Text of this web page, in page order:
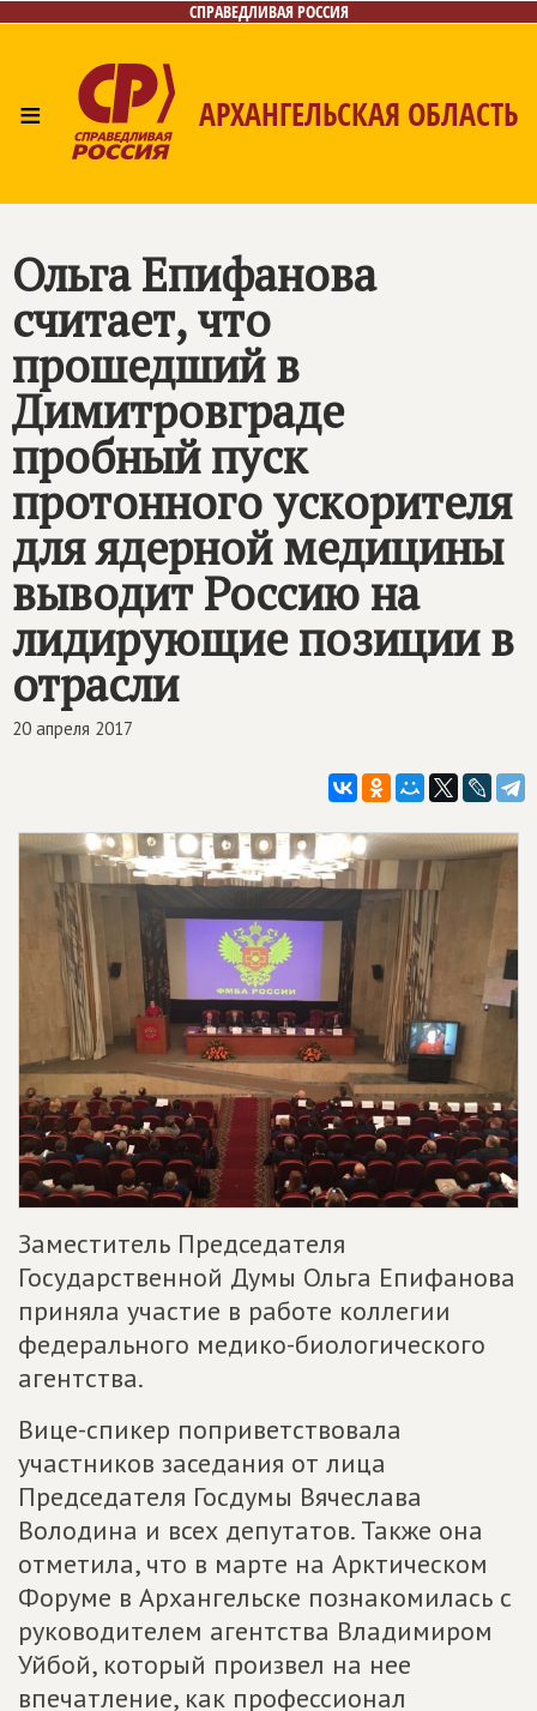
СПРАВЕДЛИВАЯ РОССИЯ
≡ АРХАНГЕЛЬСКАЯ ОБЛАСТЬ
Контакты
Ольга Епифанова
считает, что
прошедший в
Димитровграде
пробный пуск
протонного ускорителя
для ядерной медицины
выводит Россию на
лидирующие позиции в
отрасли
20 апреля 2017
Заместитель Председателя
Государственной Думы Ольга Епифанова
приняла участие в работе коллегии
федерального медико-биологического
агентства.
Вице-спикер поприветствовала
участников заседания от лица
Председателя Госдумы Вячеслава
Володина и всех депутатов. Также она
отметила, что в марте на Арктическом
Форуме в Архангельске познакомилась с
руководителем агентства Владимиром
Уйбой, который произвел на нее
впечатление, как профессионал